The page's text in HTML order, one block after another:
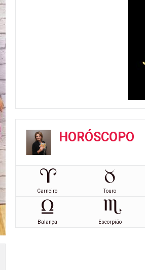
HORÓSCOPO
Carneiro Touro
Balança Escorpião